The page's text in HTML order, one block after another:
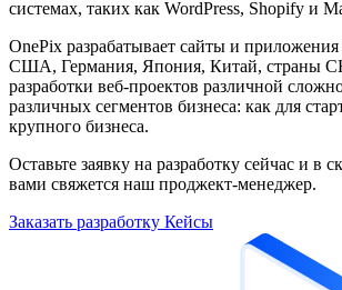
системах, таких как WordPress, Shopify и
OnePix разрабатывает сайты и
США, Германия, Япония, Китай, страны
разработки веб-проектов различной
различных сегментов бизнеса: как для
крупного бизнеса.
Оставьте заявку на разработку сейчас и в
вами свяжется наш проджект-менеджер.
Заказать разработку Кейсы